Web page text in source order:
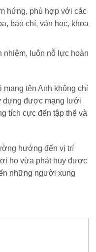
hứng, phù hợp với các
báo chí, văn học, khoa
nhiệm, luôn nỗ lực hoàn
tên Anh không chỉ
dựng được mạng lưới
tích cực đến tập thể và
hướng đến vị trí
họ vừa phát huy được
những người xung